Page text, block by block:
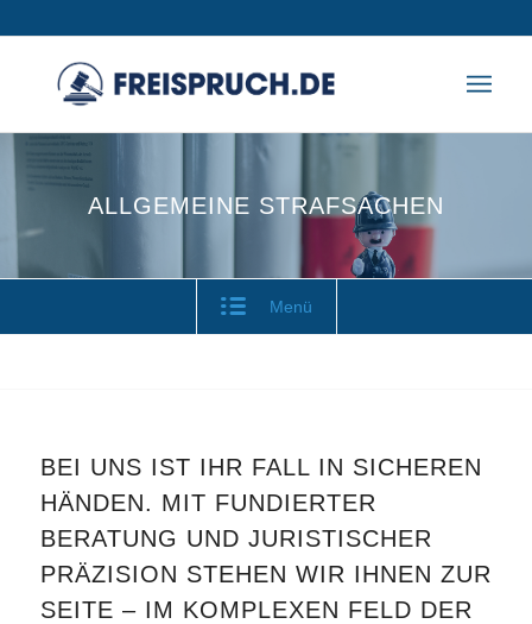
ALLGEMEINE STRAFSACHEN
Menü
BEI UNS IST IHR FALL IN SICHEREN
HÄNDEN. MIT FUNDIERTER
BERATUNG UND JURISTISCHER
PRÄZISION STEHEN WIR IHNEN ZUR
SEITE – IM KOMPLEXEN FELD DER